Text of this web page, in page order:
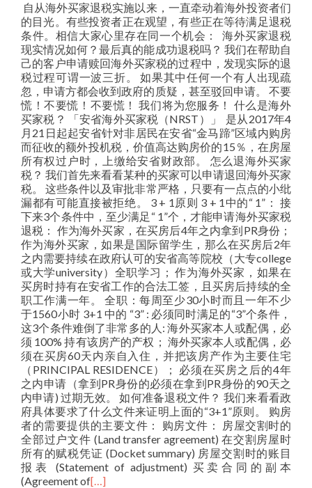
​ 自从海外买家退税实施以来，一直牵动着海外投资者们
的目光。有些投资者正在观望，有些正在等待满足退税
条件。相信大家心里存在同一个机会： 海外买家退税
现实情况如何？最后真的能成功退税吗？ 我们在帮助自
己的客户申请赎回海外买家税的过程中，发现实际的退
税过程可谓一波三折。 如果其中任何一个有人出现疏
忽，申请方都会收到政府的质疑，甚至驳回申请。 不要
慌！不要慌！不要慌！ 我们将为您服务！ 什么是海外
买家税？ 「安省海外买家税（NRST）」 是从2017年4
月21日起起安省针对非居民在安省“金马蹄”区域内购房
而征收的额外投机税，价值高达购房价的15％，在房屋
所有权过户时，上缴给安省财政部。 怎么退海外买家
税？ 我们首先来看看某种的买家可以申请退回海外买家
税。 这些条件以及审批非常严格，只要有一点点的小纰
漏都有可能直接被拒绝。 3 + 1原则 3 + 1中的“ 1”： 接
下来3个条件中，至少满足“ 1”个，才能申请海外买家税
退税： 作为海外买家，在买房后4年之内拿到PR身份；
作为海外买家，如果是国际留学生，那么在买房后2年
之内需要持续在政府认可的安省高等院校（大专college
或大学university）全职学习； 作为海外买家，如果在
买房时持有在安省工作的合法工签，且买房后持续的全
职工作满一年。 全职：每周至少30小时而且一年不少
于1560小时 3+1 中的 “3” : 必须同时满足的“3”个条件，
这3个条件难倒了非常多的人: 海外买家本人或配偶，必
须 100% 持有该房产的产权； 海外买家本人或配偶，必
须在买房60天内亲自入住，并把该房产作为主要住宅
（PRINCIPAL RESIDENCE）； 必须在买房之后的4年
之内申请（拿到PR身份的必须在拿到PR身份的90天之
内申请) 过期无效。 如何准备退税文件？ 我们来看看政
府具体要求了什么文件来证明上面的“3+1”原则。 购房
者的需要提供的主要文件： 购房文件： 房屋交割时的
全部过户文件 (Land transfer agreement) 在交割房屋时
所有的赋税凭证 (Docket summary) 房屋交割时的账目
报表 (Statement of adjustment) 买卖合同的副本
(Agreement of[…]